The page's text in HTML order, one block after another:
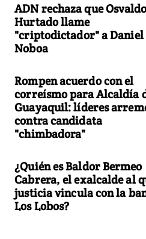
ADN rechaza que
Hurtado llame
"criptodictador" a Daniel
Noboa
Rompen acuerdo con el
correísmo para Alcaldía
Guayaquil: líderes
contra candidata
"chimbadora"
¿Quién es Baldor Bermeo
Cabrera, el exalcalde al
justicia vincula con la
Los Lobos?